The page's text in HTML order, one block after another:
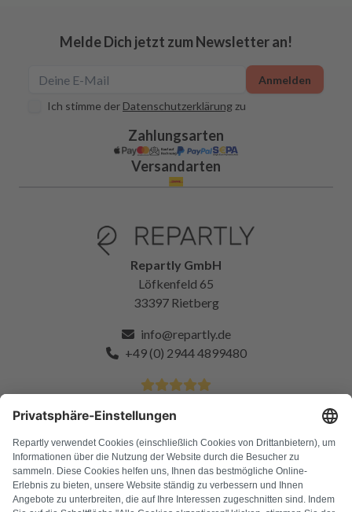
Melde Dich jetzt zum Newsletter an!
Ich stimme der Datenschutzerklärung zu
Anmelden
Zahlungsarten
Versandarten
Repartly GmbH
Löfkenfeld 65
33397 Rietberg
info@repartly.de
+49 (0) 2944 4899480
FAQ